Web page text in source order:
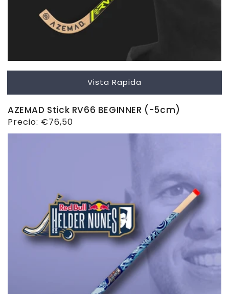
Vista Rapida
AZEMAD Stick RV66 BEGINNER (-5cm)
Precio
habitual
Precio: €76,50